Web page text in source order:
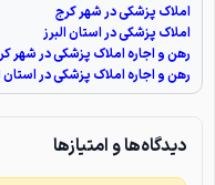
املاک پزشکی در شهر کرج
املاک پزشکی در استان البرز
رهن و اجاره املاک پزشکی در شهر
رهن و اجاره املاک پزشکی در استان
دیدگاه‌ها و امتیازها